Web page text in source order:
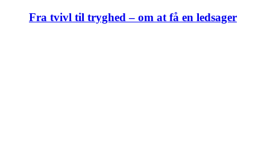
Fra tvivl til tryghed – om at få en ledsager